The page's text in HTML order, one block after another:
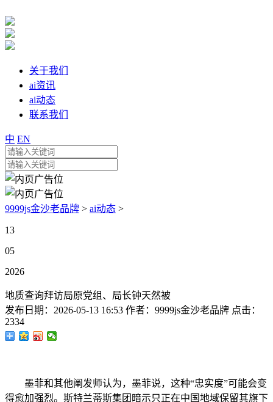
关于我们
ai资讯
ai动态
联系我们
中 EN
9999js金沙老品牌 > ai动态 >
13
05
2026
地质查询拜访局原党组、局长钟天然被
发布日期： 2026-05-13 16:53 作者： 9999js金沙老品牌 点击：
2334
墨菲和其他阐发师认为，墨菲说，这种“忠实度”可能会变
得愈加强烈。斯特兰蒂斯集团暗示只正在中国地域保留其旗下